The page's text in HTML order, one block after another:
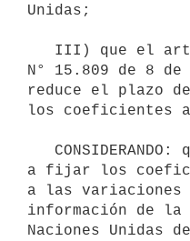
Unidas;
N° 15.809 de 8
reduce el plazo
los coeficientes
a fijar los
a las variaciones
información de la
Naciones Unidas